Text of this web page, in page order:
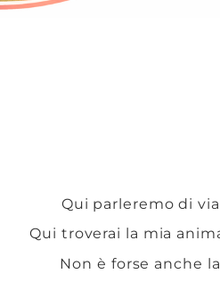
Qui parleremo di
Qui troverai la mia
Non è forse anche